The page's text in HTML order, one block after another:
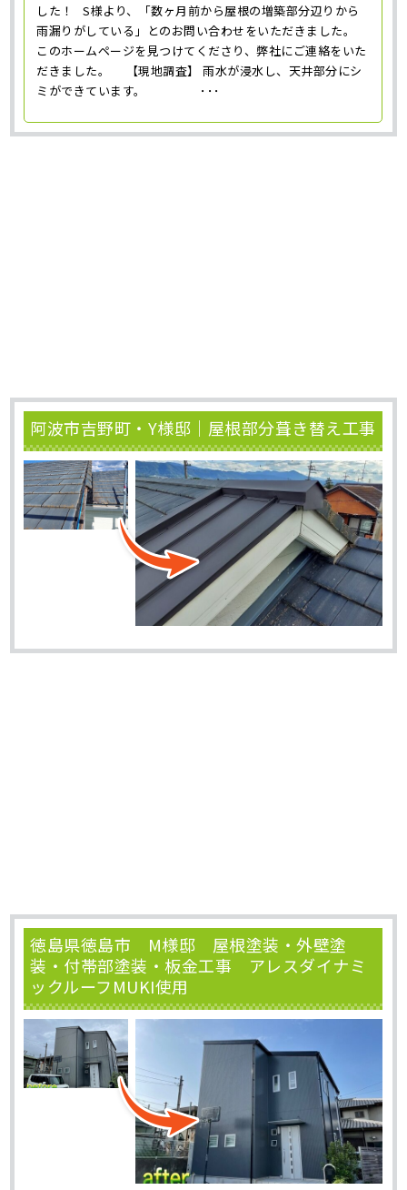
した！ S様より、「数ヶ月前から屋根の増築部分辺りから
雨漏りがしている」とのお問い合わせをいただきました。
このホームページを見つけてくださり、弊社にご連絡をいた
だきました。 【現地調査】 雨水が浸水し、天井部分にシ
ミができています。 ･･･
阿波市吉野町・Y様邸｜屋根部分葺き替え工事
徳島県徳島市 M様邸 屋根塗装・外壁塗
装・付帯部塗装・板金工事 アレスダイナミ
ックルーフMUKI使用